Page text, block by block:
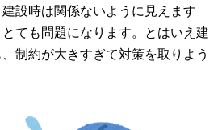
設時は関係ないように見えます
ても問題になります。とはいえ建
制約が大きすぎて対策を取りよう